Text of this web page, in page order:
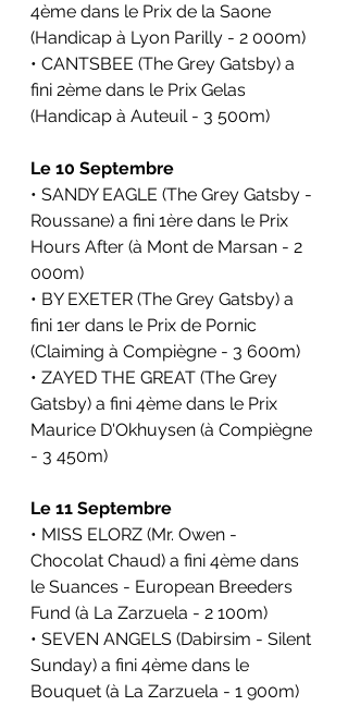
4ème dans le Prix de la Saone
(Handicap à Lyon Parilly - 2 000m)
• CANTSBEE (The Grey Gatsby) a
fini 2ème dans le Prix Gelas
(Handicap à Auteuil - 3 500m)
Le 10 Septembre
• SANDY EAGLE (The Grey Gatsby -
Roussane) a fini 1ère dans le Prix
Hours After (à Mont de Marsan - 2
000m)
• BY EXETER (The Grey Gatsby) a
fini 1er dans le Prix de Pornic
(Claiming à Compiègne - 3 600m)
• ZAYED THE GREAT (The Grey
Gatsby) a fini 4ème dans le Prix
Maurice D'Okhuysen (à Compiègne
- 3 450m)
Le 11 Septembre
• MISS ELORZ (Mr. Owen -
Chocolat Chaud) a fini 4ème dans
le Suances - European Breeders
Fund (à La Zarzuela - 2 100m)
• SEVEN ANGELS (Dabirsim - Silent
Sunday) a fini 4ème dans le
Bouquet (à La Zarzuela - 1 900m)